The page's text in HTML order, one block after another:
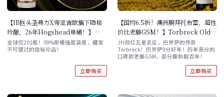
【IB巨头圣弗力X帝亚吉欧旗下隐秘
珍酿，26年Hogshead单桶！】
SV&Strathmill 1996 26YO 700ml
全球仅201瓶！59%原桶强度装瓶，藏家
不可错过的隐秘珍品！
立即购买
【国均6.5折！澳洲膜拜托布雷，超性
价比老藤GSM！】Torbreck Old
Vines Grenache - Shiraz -
Mourvedre 2022 现货速发！
JH双红五星名庄，巴罗萨的传奇
Torbreck！巴罗萨9分好年！历年高分的
口碑款老藤GSM，部分藤龄超百年！
立即购买